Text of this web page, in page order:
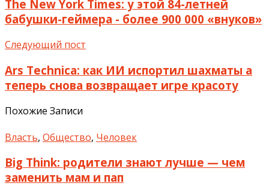
The New York Times: у этой 84-летней
бабушки-геймера - более 900 000 «внуков»
Следующий пост
Ars Technica: как ИИ испортил шахматы а
теперь снова возвращает игре красоту
Похожие Записи
Власть, Общество, Человек
Big Think: родители знают лучше — чем
заменить мам и пап